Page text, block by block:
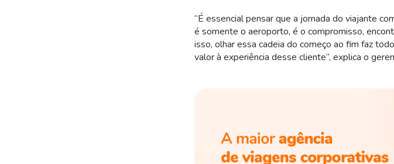
“É essencial pensar que a jornada do viajante
é somente o aeroporto, é o compromisso,
isso, olhar essa cadeia do começo ao fim faz
valor à experiência desse cliente”, explica o